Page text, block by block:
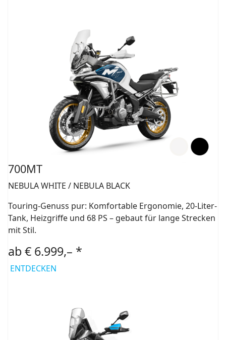
700MT
NEBULA WHITE / NEBULA BLACK
Touring-Genuss pur: Komfortable Ergonomie, 20-Liter-
Tank, Heizgriffe und 68 PS – gebaut für lange Strecken
mit Stil.
ab € 6.999,– *
ENTDECKEN